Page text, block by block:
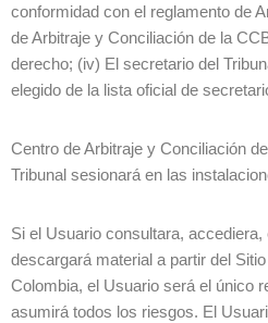
conformidad con el reglamento de
de Arbitraje y Conciliación de la
derecho; (iv) El secretario del
elegido de la lista oficial de
Centro de Arbitraje y Conciliación
Tribunal sesionará en las
Si el Usuario consultara,
descargará material a partir del
Colombia, el Usuario será el único
asumirá todos los riesgos. El